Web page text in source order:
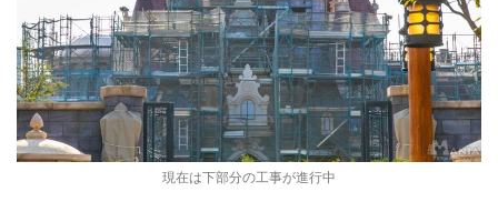
現在は下部分の工事が進行中